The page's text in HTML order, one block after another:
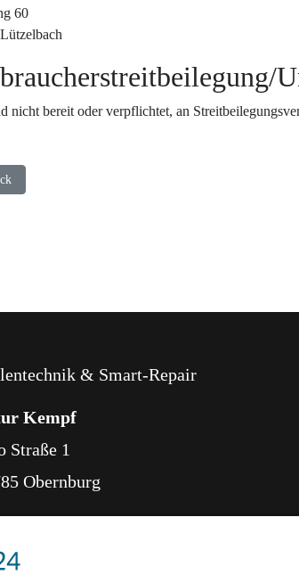
60
nicht bereit oder verpflichtet, an
Beitrag: Disclaimer
& Smart-Repair
Kempf
Straße 1
Obernburg